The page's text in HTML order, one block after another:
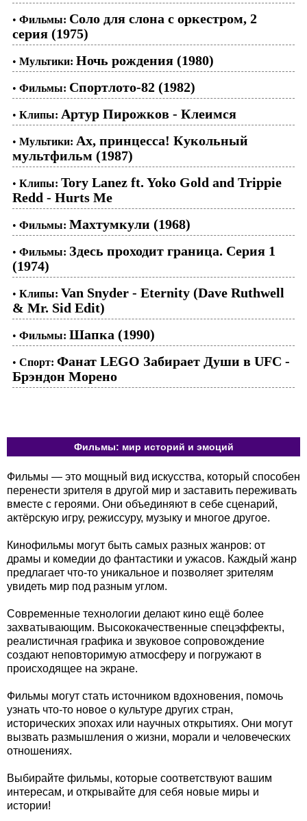
• Фильмы: Соло для слона с оркестром, 2
серия (1975)
• Мультики: Ночь рождения (1980)
• Фильмы: Спортлото-82 (1982)
• Клипы: Артур Пирожков - Клеимся
• Мультики: Ах, принцесса! Кукольный
мультфильм (1987)
• Клипы: Tory Lanez ft. Yoko Gold and Trippie
Redd - Hurts Me
• Фильмы: Махтумкули (1968)
• Фильмы: Здесь проходит граница. Серия 1
(1974)
• Клипы: Van Snyder - Eternity (Dave Ruthwell
& Mr. Sid Edit)
• Фильмы: Шапка (1990)
• Спорт: Фанат LEGO Забирает Души в UFC -
Брэндон Морено
Фильмы: мир историй и эмоций
Фильмы — это мощный вид искусства, который способен
перенести зрителя в другой мир и заставить переживать
вместе с героями. Они объединяют в себе сценарий,
актёрскую игру, режиссуру, музыку и многое другое.
Кинофильмы могут быть самых разных жанров: от
драмы и комедии до фантастики и ужасов. Каждый жанр
предлагает что-то уникальное и позволяет зрителям
увидеть мир под разным углом.
Современные технологии делают кино ещё более
захватывающим. Высококачественные спецэффекты,
реалистичная графика и звуковое сопровождение
создают неповторимую атмосферу и погружают в
происходящее на экране.
Фильмы могут стать источником вдохновения, помочь
узнать что-то новое о культуре других стран,
исторических эпохах или научных открытиях. Они могут
вызвать размышления о жизни, морали и человеческих
отношениях.
Выбирайте фильмы, которые соответствуют вашим
интересам, и открывайте для себя новые миры и
истории!